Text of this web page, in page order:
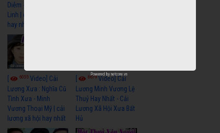
Diễm - Vũ Linh Tài
Linh | cải lương xã hội
hay nhất
6055 Video] Cải
Lương Xưa : Nghĩa Cũ
Tình Xưa - Minh
Vương Thoại Mỹ | cải
lương xã hội hay nhất
6679Video] Cải
Lương Minh Vương Lệ
Thuỷ Hay Nhất - Cải
Lương Xã Hội Xưa Bất
Hủ
Powered by netcore.vn